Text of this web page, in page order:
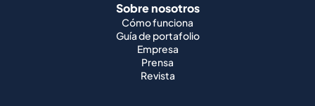
Sobre nosotros
Cómo funciona
Guía de portafolio
Empresa
Prensa
Revista